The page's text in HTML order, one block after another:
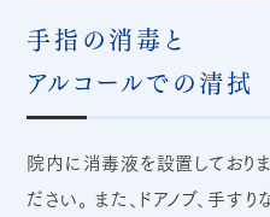
手指の消毒と
アルコールでの清拭
院内に消毒液を設置しており
ださい。 また、ドアノブ、手す